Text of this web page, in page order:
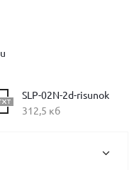
SLP-02N-2d-risunok
312,5 кб